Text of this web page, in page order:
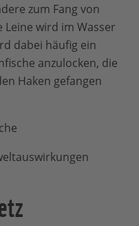
zum Fang von
wird im Wasser
dabei häufig ein
anzulocken, die
Haken gefangen